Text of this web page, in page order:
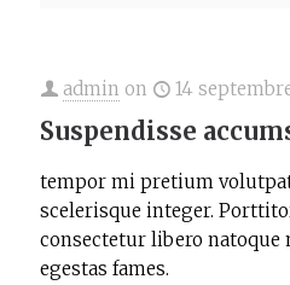
admin on 14
Suspendisse
tempor mi pretium
scelerisque integer.
consectetur libero natoque
egestas fames.